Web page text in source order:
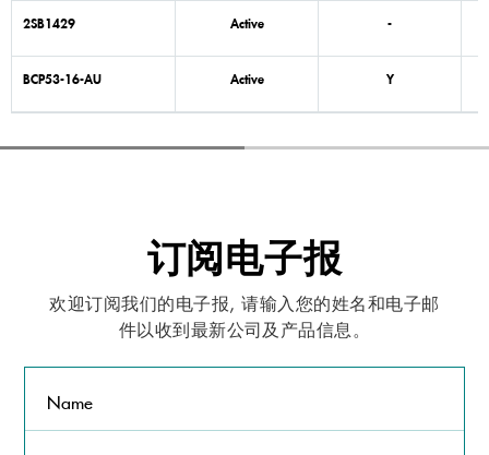
2SB1429 Active
BCP53-16-AU Active Y
订阅电子报
欢迎订阅我们的电子报, 请输入您的姓名和电子邮
件以收到最新公司及产品信息。
Name